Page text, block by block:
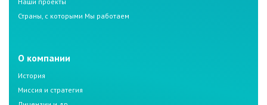
Страны, с которыми Мы работаем
О компании
История
Миссия и стратегия